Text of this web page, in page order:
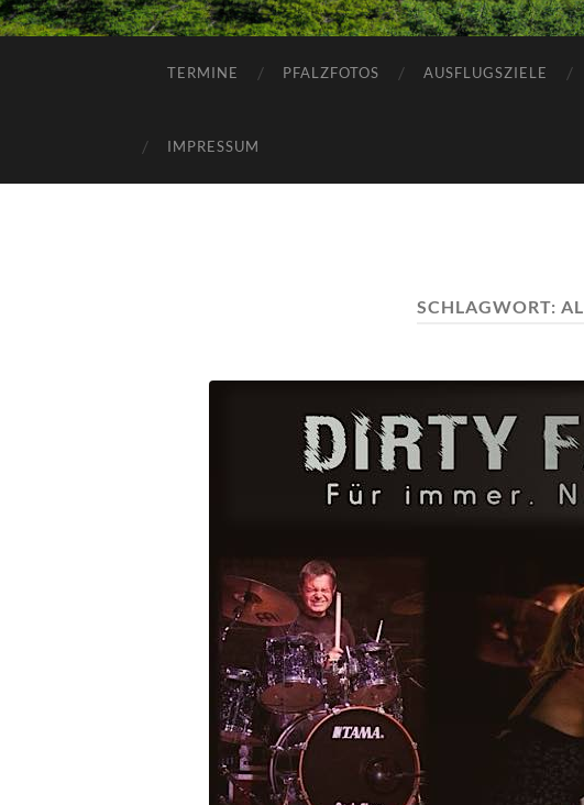
TERMINE PFALZFOTOS AUSFLUGSZIELE
IMPRESSUM
SCHLAGWORT: